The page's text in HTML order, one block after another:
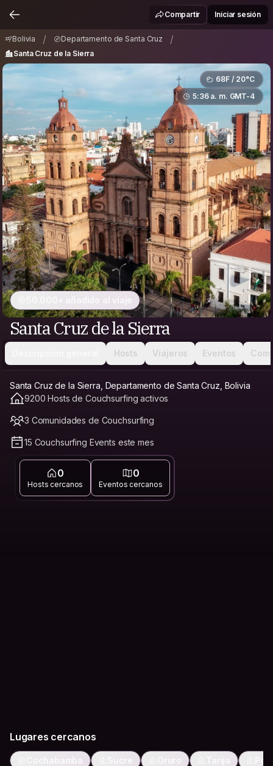
Departamento de Santa Cruz
Compartir Iniciar sesión
Bolivia / Departamento de Santa Cruz /
Santa Cruz de la Sierra
68F / 20°C
5:36 a. m. GMT-4
50.000+ añadido al viaje
Santa Cruz de la Sierra
Hosts Viajeros Eventos
Santa Cruz de la Sierra, Departamento de Santa Cruz, Bolivia
9200 Hosts de Couchsurfing activos
3 Comunidades de Couchsurfing
15 Couchsurfing Events este mes
0
Hosts cercanos
0
Eventos cercanos
Lugares cercanos
Cochabamba Sucre Oruro Tarija